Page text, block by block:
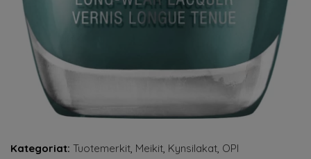
Kategoriat: Tuotemerkit, Meikit, Kynsilakat, OPI